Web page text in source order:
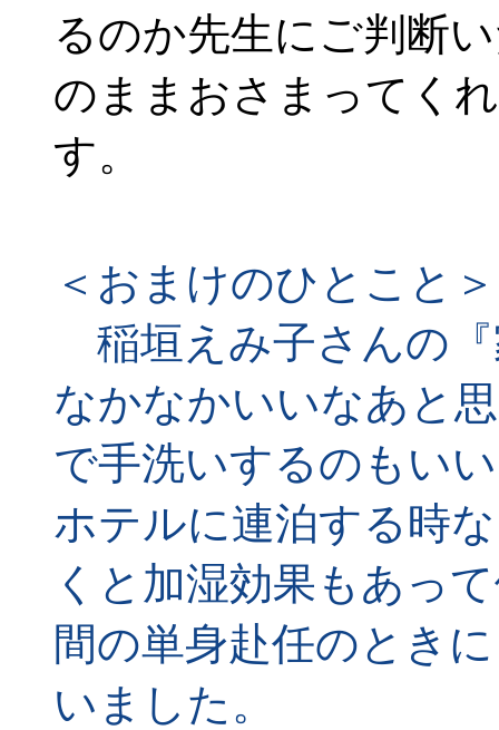
るのか先生にご判断
のままおさまってく
す。
＜おまけのひとこと＞
稲垣えみ子さんの
なかなかいいなあと
で手洗いするのもい
ホテルに連泊する時
くと加湿効果もあっ
間の単身赴任のとき
いました。